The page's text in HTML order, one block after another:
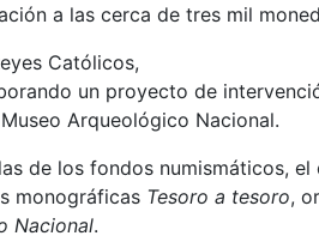
a las cerca de tres mil
Católicos,
un proyecto de
Arqueológico Nacional.
de los fondos numismáticos,
monográficas Tesoro a tesoro,
Nacional.